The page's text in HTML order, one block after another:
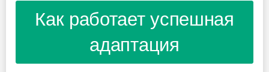
Как работает успешная
адаптация